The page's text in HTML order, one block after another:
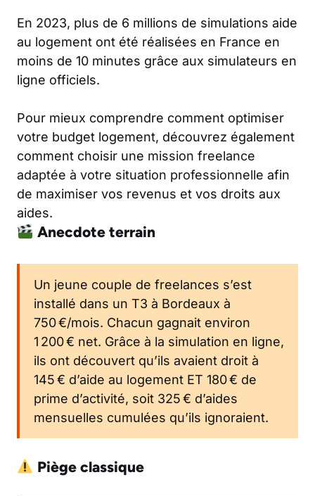
En 2023, plus de 6 millions de simulations aide
au logement ont été réalisées en France en
moins de 10 minutes grâce aux simulateurs en
ligne officiels.
Pour mieux comprendre comment optimiser
votre budget logement, découvrez également
comment choisir une mission freelance
adaptée à votre situation professionnelle afin
de maximiser vos revenus et vos droits aux
aides.
Anecdote terrain
Un jeune couple de freelances s’est
installé dans un T3 à Bordeaux à
750 €/mois. Chacun gagnait environ
1 200 € net. Grâce à la simulation en ligne,
ils ont découvert qu’ils avaient droit à
145 € d’aide au logement ET 180 € de
prime d’activité, soit 325 € d’aides
mensuelles cumulées qu’ils ignoraient.
Piège classique